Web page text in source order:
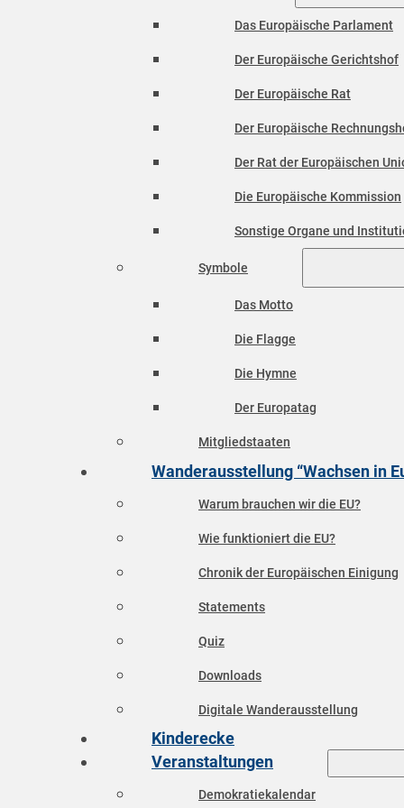
Das Europäische Parlament
Der Europäische Gerichtshof
Der Europäische Rat
Der Europäische
Der Rat der Europäischen
Die Europäische Kommission
Sonstige Organe und
Symbole
Das Motto
Die Flagge
Die Hymne
Der Europatag
Mitgliedstaaten
Wanderausstellung “Wachsen in
Warum brauchen wir die EU?
Wie funktioniert die EU?
Chronik der Europäischen Einigung
Statements
Quiz
Downloads
Digitale Wanderausstellung
Kinderecke
Veranstaltungen
Demokratiekalendar